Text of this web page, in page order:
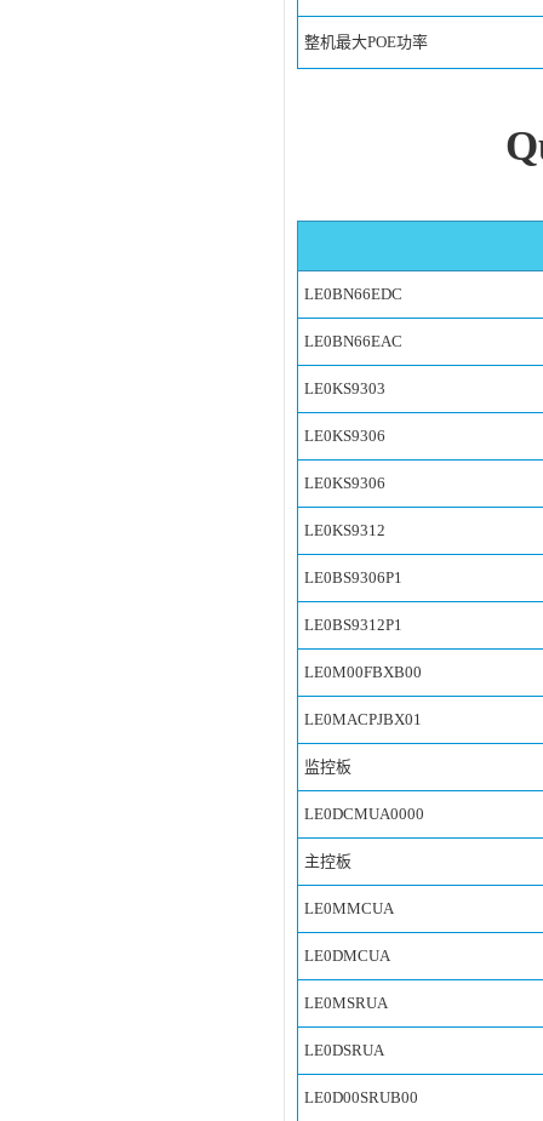
整机最大POE功率
LE0BN66EDC
LE0BN66EAC
LE0KS9303
LE0KS9306
LE0KS9306
LE0KS9312
LE0BS9306P1
LE0BS9312P1
LE0M00FBXB00
LE0MACPJBX01
监控板
LE0DCMUA0000
主控板
LE0MMCUA
LE0DMCUA
LE0MSRUA
LE0DSRUA
LE0D00SRUB00